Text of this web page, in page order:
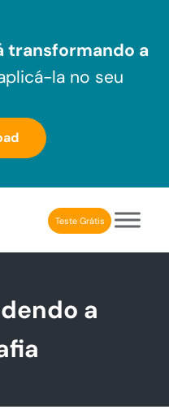
transformando a
la no seu
para profissionais
Teste Grátis
a